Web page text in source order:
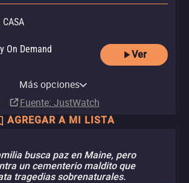
CASA
On Demand
Ver
Video
Store
Más opciones
Fuente: JustWatch
AGREGAR A MI LISTA
busca paz en Maine, pero
un cementerio maldito que
tragedias sobrenaturales.